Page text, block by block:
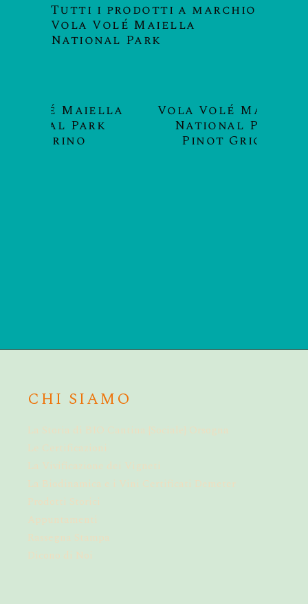
Tutti i prodotti a marchio
Vola Volé Maiella
National Park
Vola Volé Maiella
National Park
Pinot Grigio
CHI SIAMO
La Storia di BIO Cantina {Sociale} Orsogna
Le Certificazioni
La Vivificazione dei Vigneti
La Biodinamica e i Vini Certificati Demeter
Prodotti Storici
Appuntamenti
Rassegna Stampa
Dicono di Noi